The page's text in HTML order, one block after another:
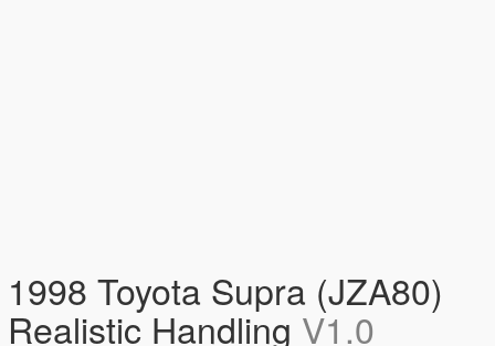
1998 Toyota Supra (JZA80)
Realistic Handling V1.0